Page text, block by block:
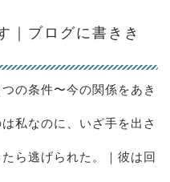
｜ブログに書きき
の条件〜今の関係をあき
私なのに、いざ手を出さ
ら逃げられた。｜彼は回